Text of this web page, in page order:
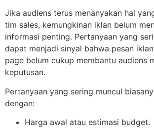
Jika audiens terus menanyakan hal
tim sales, kemungkinan iklan belum
informasi penting. Pertanyaan yang
dapat menjadi sinyal bahwa pesan
page belum cukup membantu audiens
keputusan.
Pertanyaan yang sering muncul
dengan:
Harga awal atau estimasi budget.